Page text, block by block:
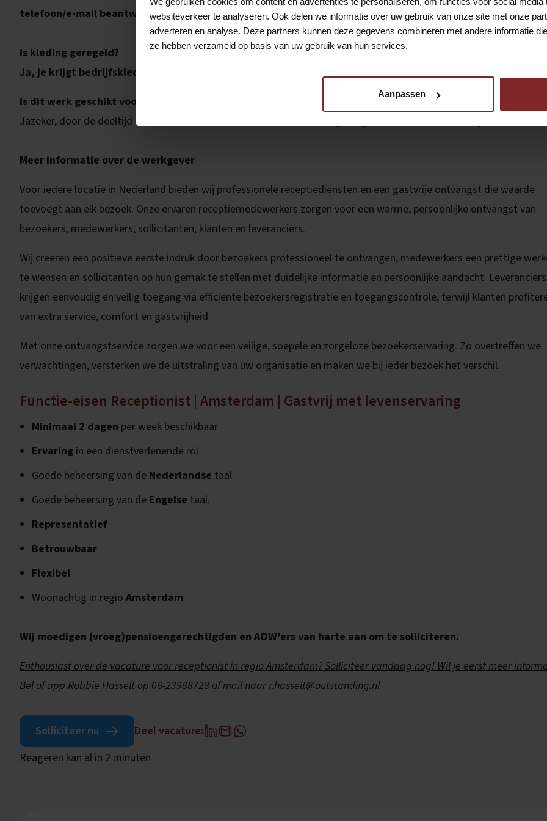
websiteverkeer te analyseren. Ook delen we informatie over uw gebruik van onze site met onze
adverteren en analyse. Deze partners kunnen deze gegevens combineren met andere informatie
ze hebben verzameld op basis van uw gebruik van hun services.
Aanpassen
telefoon/e-mail beantwoorden, post verwerking en vergaderruimtes klaarzetten.
Is kleding geregeld?
Ja, je krijgt bedrijfskleding.Er is eenstomerijvergoeding beschikbaarzodat je er altijd tip top uitziet.
Is dit werk geschikt voor AOW'ers?
Jazeker, door de deeltijd en het vele sociale contact is dit werk zeker goed geschikt voor de ervaren generatie.
Meer informatie over de werkgever
Voor iedere locatie in Nederland bieden wij professionele receptiediensten en een gastvrije ontvangst die waarde
toevoegt aan elk bezoek. Onze ervaren receptiemedewerkers zorgen voor een warme, persoonlijke ontvangst van
bezoekers, medewerkers, sollicitanten, klanten en leveranciers.
Wij creëren een positieve eerste indruk door bezoekers professioneel te ontvangen, medewerkers een prettige
te wensen en sollicitanten op hun gemak te stellen met duidelijke informatie en persoonlijke aandacht. Leveranciers
krijgen eenvoudig en veilig toegang via efficiënte bezoekersregistratie en toegangscontrole, terwijl klanten
van extra service, comfort en gastvrijheid.
Met onze ontvangstservice zorgen we voor een veilige, soepele en zorgeloze bezoekerservaring. Zo overtreffen we
verwachtingen, versterken we de uitstraling van uw organisatie en maken we bij ieder bezoek het verschil.
Functie-eisen Receptionist | Amsterdam | Gastvrij met levenservaring
Minimaal 2 dagen per week beschikbaar
Ervaring in een dienstverlenende rol
Goede beheersing van de Nederlandse taal
Goede beheersing van de Engelse taal.
Representatief
Betrouwbaar
Flexibel
Woonachtig in regio Amsterdam
Wij moedigen (vroeg)pensioengerechtigden en AOW’ers van harte aan om te solliciteren.
Enthousiast over de vacature voor receptionist in regio Amsterdam? Solliciteer vandaag nog! Wil je eerst meer
Bel of app Robbie Hasselt op 06-23988728 of mail naar r.hasselt@outstanding.nl
Solliciteer nu
Reageren kan al in 2 minuten
Deel vacature: